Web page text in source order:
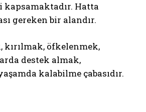
Hatta
gereken bir alandır.
kırılmak, öfkelenmek,
destek almak,
kalabilme çabasıdır.